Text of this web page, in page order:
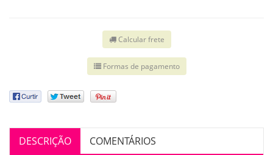
Calcular frete
Formas de pagamento
DESCRIÇÃO COMENTÁRIOS